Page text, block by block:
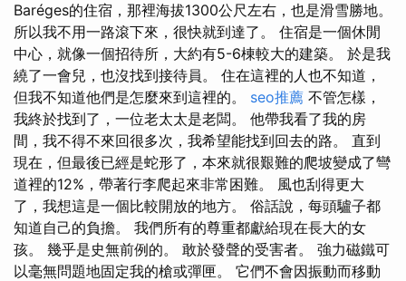
Baréges的住宿，那裡海拔1300公尺左右，也是滑雪勝地。
所以我不用一路滾下來，很快就到達了。 住宿是一個休閒
中心，就像一個招待所，大約有5-6棟較大的建築。 於是我
繞了一會兒，也沒找到接待員。 住在這裡的人也不知道，
但我不知道他們是怎麼來到這裡的。 seo推薦 不管怎樣，
我終於找到了，一位老太太是老闆。 他帶我看了我的房
間，我不得不來回很多次，我希望能找到回去的路。 直到
現在，但最後已經是蛇形了，本來就很艱難的爬坡變成了彎
道裡的12%，帶著行李爬起來非常困難。 風也刮得更大
了，我想這是一個比較開放的地方。 俗話說，每頭驢子都
知道自己的負擔。 我們所有的尊重都獻給現在長大的女
孩。 幾乎是史無前例的。 敢於發聲的受害者。 強力磁鐵可
以毫無問題地固定我的槍或彈匣。 它們不會因振動而移動